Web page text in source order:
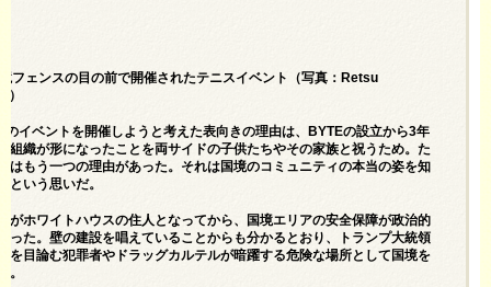
フェンスの目の前で開催されたテニスイベント（写真：Retsu
）
のイベントを開催しようと考えた表向きの理由は、BYTEの設立から3年
組織が形になったことを両サイドの子供たちやその家族と祝うため。た
はもう一つの理由があった。それは国境のコミュニティの本当の姿を知
という思いだ。
がホワイトハウスの住人となってから、国境エリアの安全保障が政治的
った。壁の建設を唱えていることからも分かるとおり、トランプ大統領
を目論む犯罪者やドラッグカルテルが暗躍する危険な場所として国境を
。